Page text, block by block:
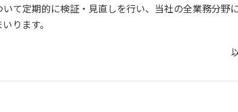
て定期的に検証・見直しを行い、当社の全業務分野
ります。